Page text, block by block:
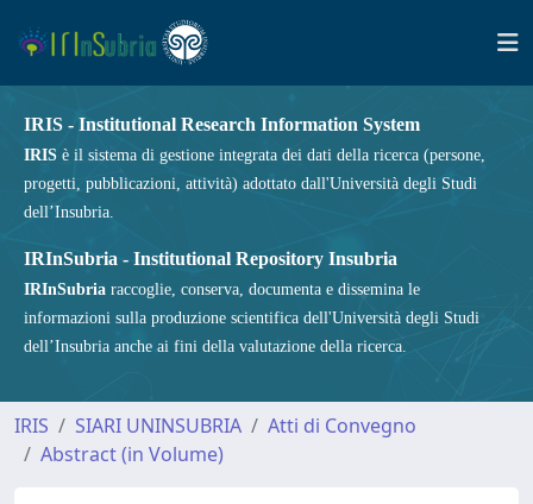
IRIS - Institutional Research Information System
IRIS è il sistema di gestione integrata dei dati della ricerca (persone,
progetti, pubblicazioni, attività) adottato dall'Università degli Studi
dell’Insubria.
IRInSubria - Institutional Repository Insubria
IRInSubria raccoglie, conserva, documenta e dissemina le
informazioni sulla produzione scientifica dell'Università degli Studi
dell’Insubria anche ai fini della valutazione della ricerca.
IRIS SIARI UNINSUBRIA
Atti di Convegno
Abstract (in Volume)